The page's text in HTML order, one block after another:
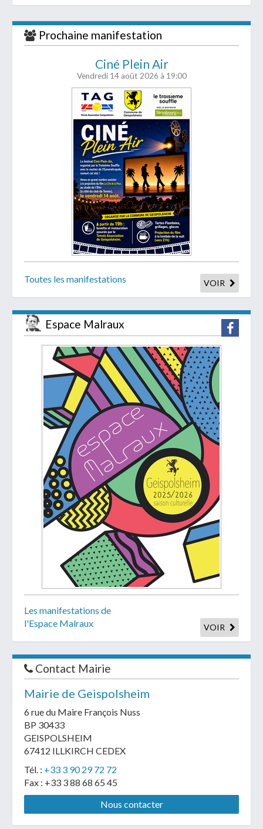
Prochaine manifestation
Ciné Plein Air
Vendredi 14 août 2026 à 19:00
Toutes les manifestations VOIR
Espace Malraux
Les manifestations de
l'Espace Malraux
VOIR
Contact Mairie
Mairie de Geispolsheim
6 rue du Maire François Nuss
BP 30433
GEISPOLSHEIM
67412 ILLKIRCH CEDEX
Tél. : +33 3 90 29 72 72
Fax : +33 3 88 68 65 45
Nous contacter